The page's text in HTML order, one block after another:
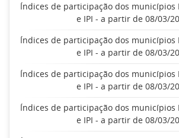
Índices de participação dos municípios
e IPI - a partir de 08/03/
Índices de participação dos municípios
e IPI - a partir de 08/03/
Índices de participação dos municípios
e IPI - a partir de 08/03/
Índices de participação dos municípios
e IPI - a partir de 08/03/